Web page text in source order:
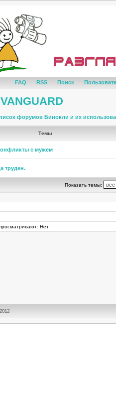
FAQ RSS Поиск
форумов Бинокли и их
Темы
с мужем
труден.
Показать темы:
Нет